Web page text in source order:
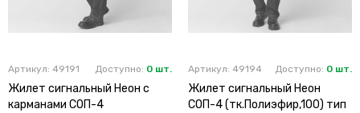
Артикул: 49191 Доступно: 0 шт.
Жилет сигнальный Неон с
карманами СОП-4
Артикул: 49194 Доступно: 0 шт.
Жилет сигнальный Неон
СОП-4 (тк.Полиэфир,100) тип